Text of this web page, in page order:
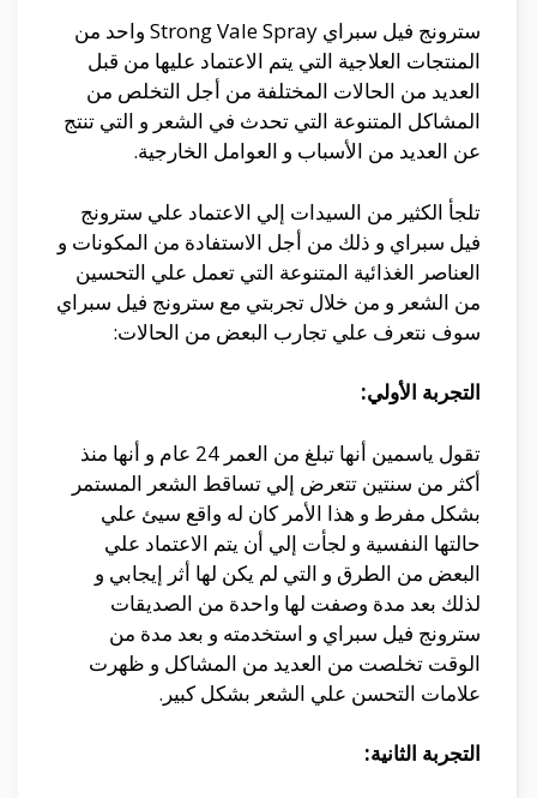
سترونج فيل سبراي Strong Vale Spray واحد من
المنتجات العلاجية التي يتم الاعتماد عليها من قبل
العديد من الحالات المختلفة من أجل التخلص من
المشاكل المتنوعة التي تحدث في الشعر و التي تنتج
عن العديد من الأسباب و العوامل الخارجية.
تلجأ الكثير من السيدات إلي الاعتماد علي سترونج
فيل سبراي و ذلك من أجل الاستفادة من المكونات و
العناصر الغذائية المتنوعة التي تعمل علي التحسين
من الشعر و من خلال تجربتي مع سترونج فيل سبراي
سوف نتعرف علي تجارب البعض من الحالات:
التجربة الأولي:
تقول ياسمين أنها تبلغ من العمر 24 عام و أنها منذ
أكثر من سنتين تتعرض إلي تساقط الشعر المستمر
بشكل مفرط و هذا الأمر كان له واقع سيئ علي
حالتها النفسية و لجأت إلي أن يتم الاعتماد علي
البعض من الطرق و التي لم يكن لها أثر إيجابي و
لذلك بعد مدة وصفت لها واحدة من الصديقات
سترونج فيل سبراي و استخدمته و بعد مدة من
الوقت تخلصت من العديد من المشاكل و ظهرت
علامات التحسن علي الشعر بشكل كبير.
التجربة الثانية: